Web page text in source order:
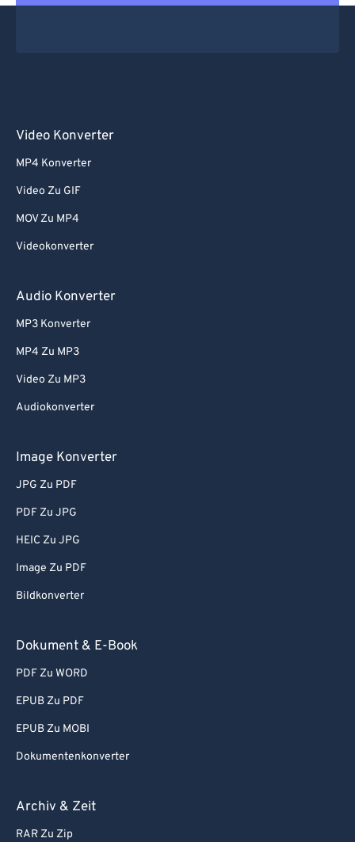
Video Konverter
MP4 Konverter
Video Zu GIF
MOV Zu MP4
Videokonverter
Audio Konverter
MP3 Konverter
MP4 Zu MP3
Video Zu MP3
Audiokonverter
Image Konverter
JPG Zu PDF
PDF Zu JPG
HEIC Zu JPG
Image Zu PDF
Bildkonverter
Dokument & E-Book
PDF Zu WORD
EPUB Zu PDF
EPUB Zu MOBI
Dokumentenkonverter
Archiv & Zeit
RAR Zu Zip